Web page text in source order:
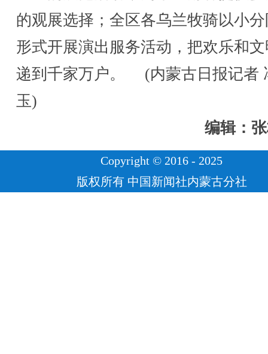
的观展选择；全区各乌兰牧骑以小
形式开展演出服务活动，把欢乐和
递到千家万户。 (内蒙古日报记者
玉)
编辑：
Copyright © 2016 - 2025
版权所有 中国新闻社内蒙古分社